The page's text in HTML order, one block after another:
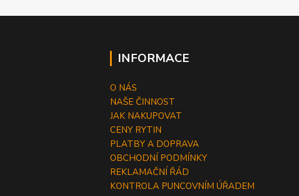
INFORMACE
O NÁS
NAŠE ČINNOST
JAK NAKUPOVAT
CENY RYTIN
PLATBY A DOPRAVA
OBCHODNÍ PODMÍNKY
REKLAMAČNÍ ŘÁD
KONTROLA PUNCOVNÍM ÚŘADEM